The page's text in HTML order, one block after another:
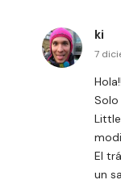
ki
7
Hola!!
El
un